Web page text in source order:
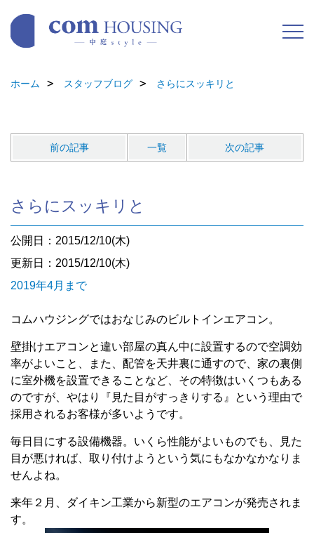
ホーム スタッフブログ さらにスッキリと
前の記事 一覧 次の記事
さらにスッキリと
公開日：2015/12/10(木)
更新日：2015/12/10(木)
2019年4月まで
コムハウジングではおなじみのビルトインエアコン。
壁掛けエアコンと違い部屋の真ん中に設置するので空調効
率がよいこと、また、配管を天井裏に通すので、家の裏側
に室外機を設置できることなど、その特徴はいくつもある
のですが、やはり『見た目がすっきりする』という理由で
採用されるお客様が多いようです。
毎日目にする設備機器。いくら性能がよいものでも、見た
目が悪ければ、取り付けようという気にもなかなかなりま
せんよね。
来年２月、ダイキン工業から新型のエアコンが発売されま
す。